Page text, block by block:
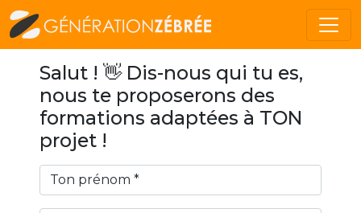
Salut ! 👋 Dis-nous qui tu es,
nous te proposerons des
formations adaptées à TON
projet !